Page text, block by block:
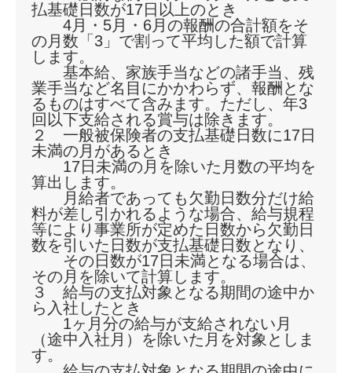
払基礎日数が17日以上のとき
4月・5月・6月の報酬の合計額をそ
の月数「3」で割って平均した額で計算
します。
基本給、家族手当などの諸手当、残
業手当など名目にかかわらず、報酬とな
るものはすべて含みます。ただし、年3
回以下支給される賞与は除きます。
２ 一般被保険者の支払基礎日数に17日
未満の月があるとき
17日未満の月を除いた月数の平均を
算出します。
月給者であっても欠勤日数分だけ給
料が差し引かれるような場合、給与規程
等により事業所が定めた日数から欠勤日
数を引いた日数が支払基礎日数となり、
その日数が17日未満となる場合は、
その月を除いて計算します。
３ 給与の支払対象となる期間の途中か
ら入社したとき
1ヶ月分の給与が支給されない月
（途中入社月）を除いた月を対象としま
す。